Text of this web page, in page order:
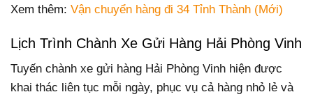
Xem thêm: Vận chuyển hàng đi 34 Tỉnh Thành (Mới)
Lịch Trình Chành Xe Gửi Hàng Hải Phòng Vinh
Tuyến chành xe gửi hàng Hải Phòng Vinh hiện được
khai thác liên tục mỗi ngày, phục vụ cả hàng nhỏ lẻ và